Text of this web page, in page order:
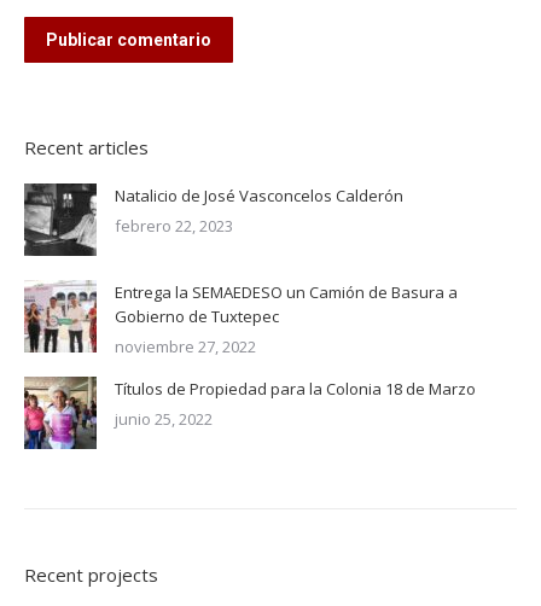
Publicar comentario
Recent articles
Natalicio de José Vasconcelos Calderón
febrero 22, 2023
Entrega la SEMAEDESO un Camión de Basura a
Gobierno de Tuxtepec
noviembre 27, 2022
Títulos de Propiedad para la Colonia 18 de Marzo
junio 25, 2022
Recent projects